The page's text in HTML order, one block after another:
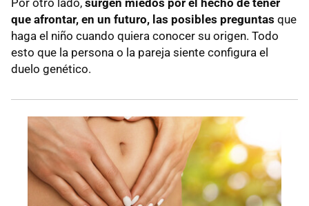
que afrontar, en un futuro, las posibles preguntas que
haga el niño cuando quiera conocer su origen. Todo
esto que la persona o la pareja siente configura el
duelo genético.